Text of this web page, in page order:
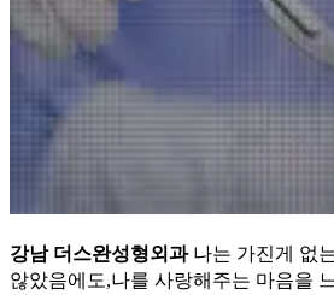
강남 더스완성형외과 나는 가진게 없
않았음에도,나를 사랑해주는 마음을